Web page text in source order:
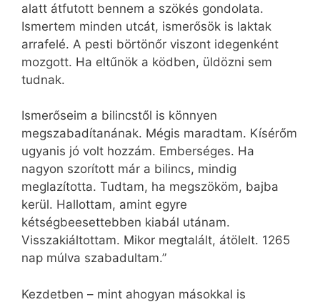
alatt átfutott bennem a szökés gondolata.
Ismertem minden utcát, ismerősök is laktak
arrafelé. A pesti börtönőr viszont idegenként
mozgott. Ha eltűnök a ködben, üldözni sem
tudnak.
Ismerőseim a bilincstől is könnyen
megszabadítanának. Mégis maradtam. Kísérőm
ugyanis jó volt hozzám. Emberséges. Ha
nagyon szorított már a bilincs, mindig
meglazította. Tudtam, ha megszököm, bajba
kerül. Hallottam, amint egyre
kétségbeesettebben kiabál utánam.
Visszakiáltottam. Mikor megtalált, átölelt. 1265
nap múlva szabadultam.”
Kezdetben – mint ahogyan másokkal is